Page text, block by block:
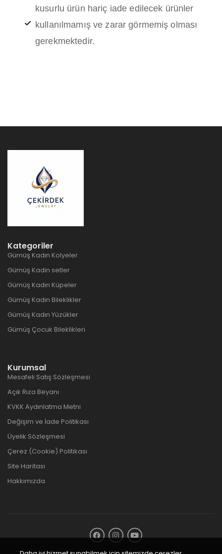
kusurlu ürün hariç iade edilecek ürünler
kullanılmamış ve zarar görmemiş olması
gerekmektedir.
Kategoriler
Gümüş Kadın Kolyeler
Gümüş Kadin setler
Gümüş Kadın Küpeler
Gümüş Kadın Bileklikler
Gümüş Kadın Yüzükler
Gümüş Çocuk Bileklikleri
Kurumsal
Mesafeli Satış Sözleşmesi
Açık Rıza Beyanı
KVKK Aydınlatma Metni
Değişim ve İade Politikası
Üyelik Sözleşmesi
Çerez (Cookie) Politikası
Site Haritası
Hakkımızda